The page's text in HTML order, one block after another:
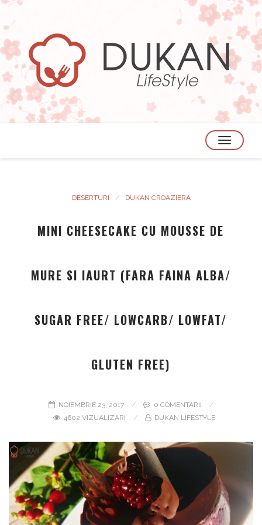
TOGGLE
DESERTURI DUKAN CROAZIERA
MINI CHEESECAKE CU MOUSSE DE
MURE SI IAURT (FARA FAINA ALBA/
SUGAR FREE/ LOWCARB/ LOWFAT/
GLUTEN FREE)
NOIEMBRIE 23, 2017
0 COMENTARII
4602 VIZUALIZARI
DUKAN LIFESTYLE